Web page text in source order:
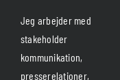
Jeg arbejder med
stakeholder
kommunikation,
presserelationer,